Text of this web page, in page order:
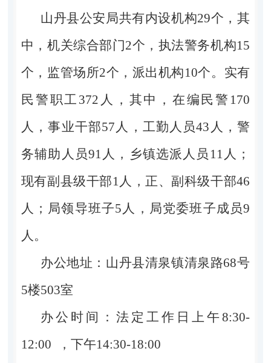
山丹县公安局共有内设机构29个，其
中，机关综合部门2个，执法警务机构15
个，监管场所2个，派出机构10个。实有
民警职工372人，其中，在编民警170
人，事业干部57人，工勤人员43人，警
务辅助人员91人，乡镇选派人员11人；
现有副县级干部1人，正、副科级干部46
人；局领导班子5人，局党委班子成员9
人。
办公地址：山丹县清泉镇清泉路68号
5楼503室
办公时间：法定工作日上午8:30-
12:00 ，下午14:30-18:00